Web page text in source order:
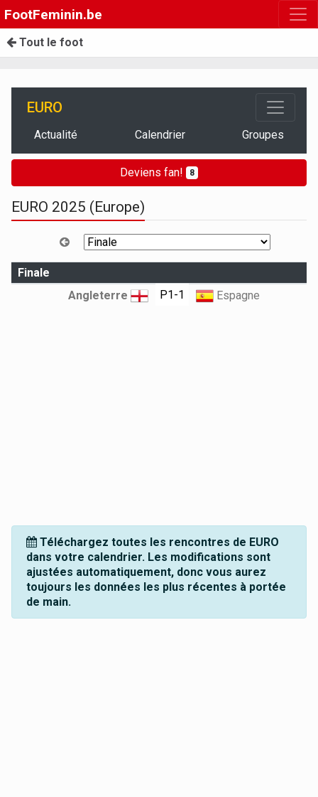
FootFeminin.be
Tout le foot
EURO
Actualité Calendrier Groupes
Deviens fan! 8
EURO 2025 (Europe)
Finale
Angleterre
P1-1 Espagne
Téléchargez toutes les rencontres de EURO
dans votre calendrier. Les modifications sont
ajustées automatiquement, donc vous aurez
toujours les données les plus récentes à portée
de main.